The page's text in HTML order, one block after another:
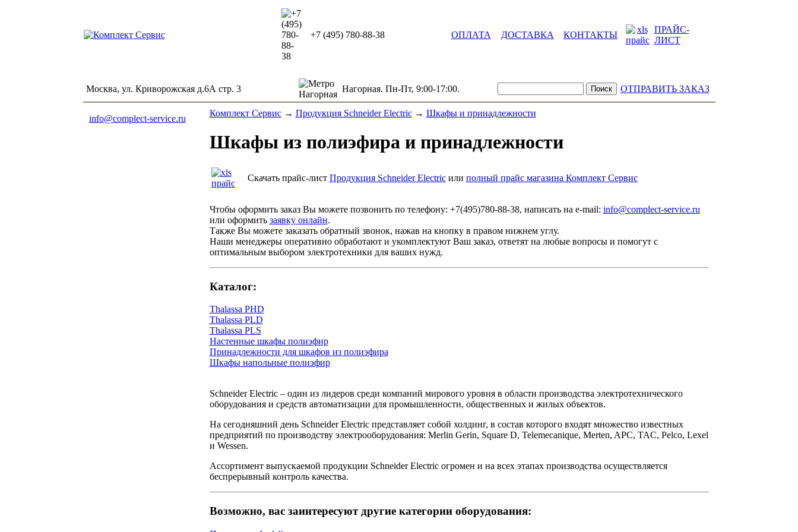
+7 (495) 780-88-38 ОПЛАТА ДОСТАВКА КОНТАКТЫ
ПРАЙС-
ЛИСТ
Москва, ул. Криворожская д.6А стр. 3 Нагорная. Пн-Пт, 9:00-17:00. ОТПРАВИТЬ ЗАКАЗ
info@complect-service.ru
Комплект Сервис→ Продукция Schneider Electric→ Шкафы и принадлежности
Шкафы из полиэфира и принадлежности
Скачать прайс-лист Продукция Schneider Electricили полный прайс магазина Комплект Сервис
Чтобы оформить заказ Вы можете позвонить по телефону: +7(495)780-88-38, написать на e-mail: info@complect-service.ru
или оформить заявку онлайн.
Также Вы можете заказать обратный звонок, нажав на кнопку в правом нижнем углу.
Наши менеджеры оперативно обработают и укомплектуют Ваш заказ, ответят на любые вопросы и помогут с
оптимальным выбором электротехники для ваших нужд.
Каталог:
Thalassa PHD
Thalassa PLD
Thalassa PLS
Настенные шкафы полиэфир
Принадлежности для шкафов из полиэфира
Шкафы напольные полиэфир
Schneider Electric – один из лидеров среди компаний мирового уровня в области производства электротехнического
оборудования и средств автоматизации для промышленности, общественных и жилых объектов.
На сегодняшний день Schneider Electric представляет собой холдинг, в состав которого входят множество известных
предприятий по производству электрооборудования: Merlin Gerin, Square D, Telemecanique, Merten, APC, TAC, Pelco, Lexel
и Wessen.
Ассортимент выпускаемой продукции Schneider Electric огромен и на всех этапах производства осуществляется
беспрерывный контроль качества.
Возможно, вас заинтересуют другие категории оборудования: